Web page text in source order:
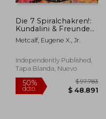
50%
Die 7 Spiralchakren!:
Kundalini & Freunde
(en Alemán)
Metcalf, Eugene X., Jr.
Independently Published,
Tapa Blanda, Nuevo